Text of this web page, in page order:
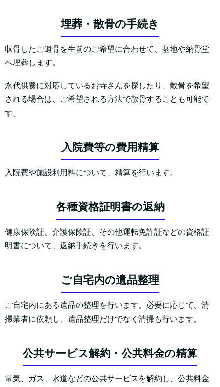
埋葬・散骨の手続き
収骨したご遺骨を生前のご希望に合わせて、墓地や納骨堂
へ埋葬します。
永代供養に対応しているお寺さんを探したり、散骨を希望
される場合は、ご希望される方法で散骨することも可能で
す。
入院費等の費用精算
入院費や施設利用料について、精算を行います。
各種資格証明書の返納
健康保険証、介護保険証、その他運転免許証などの資格証
明書について、返納手続きを行います。
ご自宅内の遺品整理
ご自宅内にある遺品の整理を行います。必要に応じて、清
掃業者に依頼し、遺品整理だけでなく清掃も行います。
公共サービス解約・公共料金の精算
電気、ガス、水道などの公共サービスを解約し、公共料金